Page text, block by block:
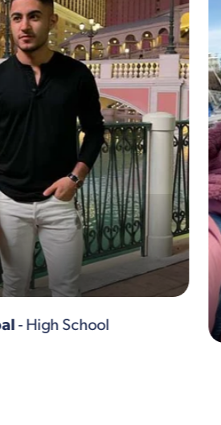
- High School